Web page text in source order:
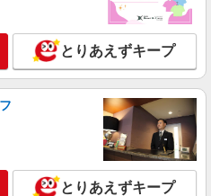
詳細を見る
支社
人ホームでの調理業務
】1,200〜1,300円（資格・経験によ
市南区川沿
とりあえずキープ
とりあえずキープ